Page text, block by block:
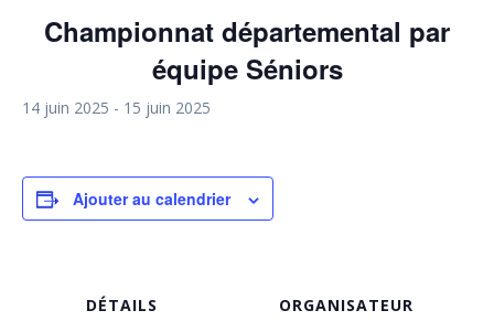
Championnat départemental par
équipe Séniors
14 juin 2025 - 15 juin 2025
Ajouter au calendrier
DÉTAILS ORGANISATEUR